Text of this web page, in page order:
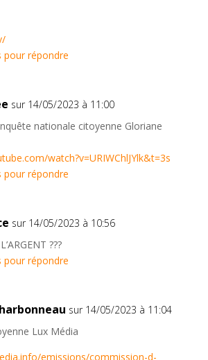
pour répondre
sur 14/05/2023 à 11:00
nationale citoyenne Gloriane
watch?v=URIWChlJYlk&t=3s
pour répondre
sur 14/05/2023 à 10:56
???
pour répondre
sur 14/05/2023 à 11:04
Lux Média
emissions/commission-d-